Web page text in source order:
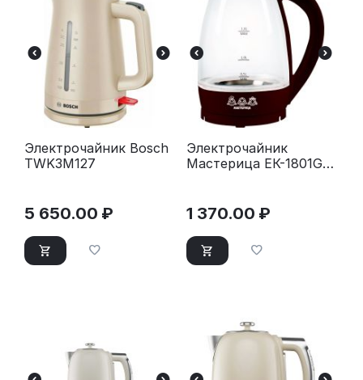
Электрочайник Bosch
TWK3M127
5 650.00 ₽
Электрочайник
Мастерица ЕК-1801G
1 370.00 ₽